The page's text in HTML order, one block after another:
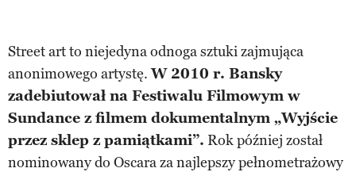
Street art to niejedyna odnoga sztuki zajmująca
anonimowego artystę.W 2010 r. Bansky
zadebiutował na Festiwalu Filmowym w
Sundance z filmem dokumentalnym „Wyjście
przez sklep z pamiątkami”. Rok później został
nominowany do Oscara za najlepszy pełnometrażowy